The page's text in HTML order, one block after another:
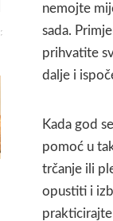
nemojte
sada.
prihvatite
dalje i
Kada god
pomoć u
trčanje ili
opustiti i